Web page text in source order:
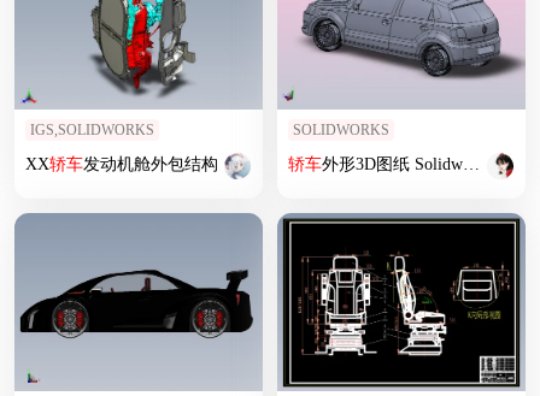
IGS,SOLIDWORKS
XX轿车发动机舱外包结构
SOLIDWORKS
轿车外形3D图纸 Solidworks设计